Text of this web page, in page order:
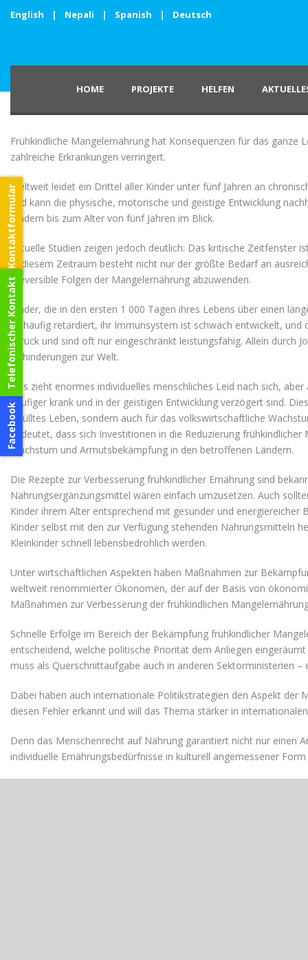
English | Nepali | Spanish | Deutsch
HOME PROJEKTE HELFEN
Frühkindliche Mangelernährung hat Konsequenzen für das
zahlreiche Erkrankungen verringert.
Weltweit leidet ein Drittel aller Kinder unter fünf Jahren an
und kann die physische, motorische und geistige Entwicklung
Kindern bis zum Alter von fünf Jahren im Blick.
Aktuelle Studien zeigen jedoch deutlich: Das kritische Zeitfenster
In diesem Zeitraum besteht nicht nur der größte Bedarf an
irreversible Folgen der Mangelernährung abzuwenden.
Kinder, die in den ersten 1 000 Tagen ihres Lebens über einen
ist häufig retardiert, ihr Immunsystem ist schwach entwickelt, und
zurück und sind oft nur eingeschränkt leistungsfähig. Allein durch
Behinderungen zur Welt.
Das zieht enormes individuelles menschliches Leid nach sich,
häufiger krank und in der geistigen Entwicklung verzögert sind.
erfülltes Leben, sondern auch für das volkswirtschaftliche
bedeutet, dass sich Investitionen in die Reduzierung
Wachstum und Armutsbekämpfung in den betroffenen Ländern.
Die Rezepte zur Verbesserung frühkindlicher Ernährung sind
Nahrungsergänzungsmittel wären einfach umzusetzen. Auch
Kinder ihrem Alter entsprechend mit gesunder und
Kinder selbst mit den zur Verfügung stehenden Nahrungsmitteln
Kleinkinder schnell lebensbedrohlich werden.
Unter wirtschaftlichen Aspekten haben Maßnahmen zur
weltweit renommierter Ökonomen, der auf der Basis von
Maßnahmen zur Verbesserung der frühkindlichen
Schnelle Erfolge im Bereich der Bekämpfung frühkindlicher
entscheidend, welche politische Priorität dem Anliegen
muss als Querschnittaufgabe auch in anderen Sektorministerien
Dabei haben auch internationale Politikstrategien den Aspekt der
diesen Fehler erkannt und will das Thema stärker in
Denn das Menschenrecht auf Nahrung garantiert nicht nur einen
individuelle Ernährungsbedürfnisse in kulturell angemessener
Facebook
Kontaktformular
Telefonischer Kontakt